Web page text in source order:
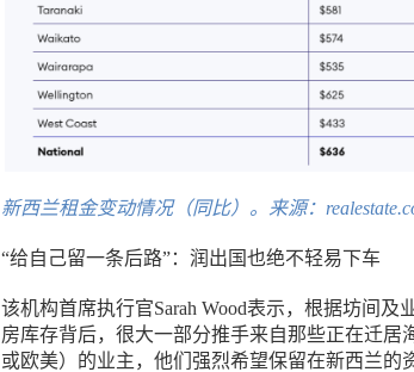
新西兰租金变动情况（同比）。来源：
“给自己留一条后路”：润出国也绝不轻易下车
该机构首席执行官Sarah Wood表示，根据坊间及
房库存背后，很大一部分推手来自那些正在迁居
或欧美）的业主，他们强烈希望保留在新西兰的